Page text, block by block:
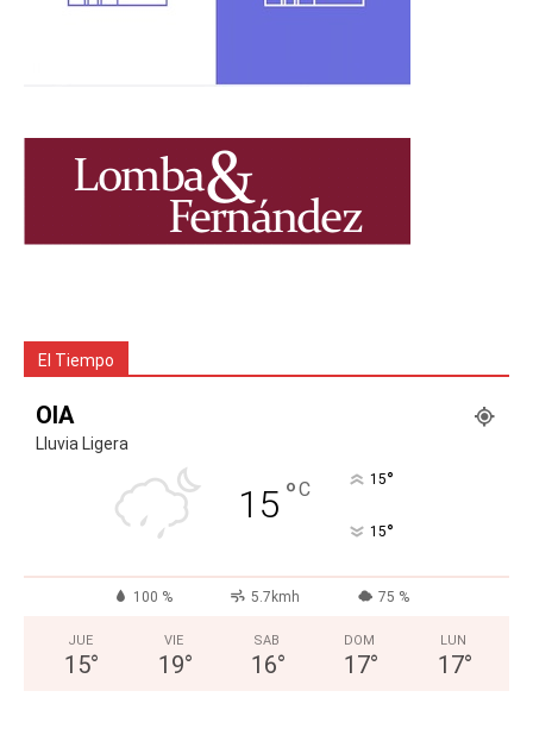
El Tiempo
OIA
Lluvia Ligera
15 °C 15°
15°
100 % 5.7kmh 75 %
JUE
15°
VIE
19°
SAB
16°
DOM
17°
LUN
17°